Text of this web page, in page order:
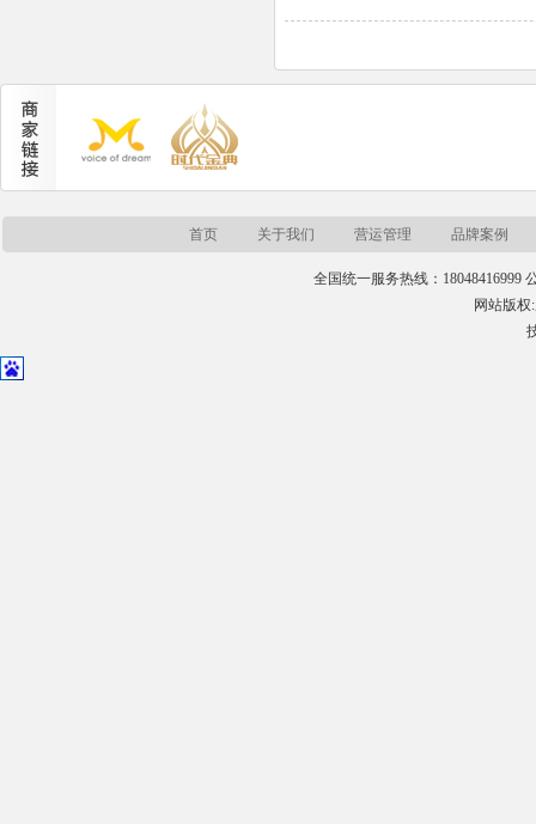
首页 关于我们 营运管理 品牌案例
全国统一服务热线：18048416999
网站版